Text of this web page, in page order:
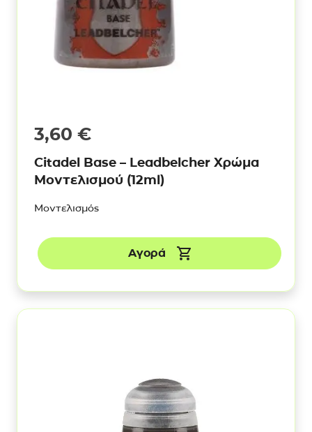
3,60 €
Citadel Base – Leadbelcher Χρώμα
Μοντελισμού (12ml)
Μοντελισμός
Αγορά